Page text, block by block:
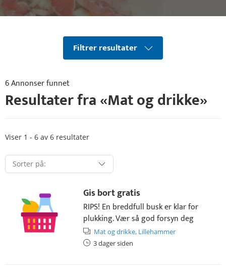
Filtrer resultater
6 Annonser funnet
Resultater fra «Mat og drikke»
Viser 1 - 6 av 6 resultater
Gis bort gratis
RIPS! En breddfull busk er klar for
plukking. Vær så god forsyn deg
Mat og drikke, Lillehammer
3 dager siden